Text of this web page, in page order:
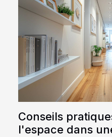
Conseils
l'espace dans